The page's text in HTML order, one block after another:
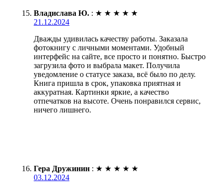
Владислава Ю. : ★ ★ ★ ★ ★
21.12.2024
Дважды удивилась качеству работы. Заказала
фотокнигу с личными моментами. Удобный
интерфейс на сайте, все просто и понятно. Быстро
загрузила фото и выбрала макет. Получила
уведомление о статусе заказа, всё было по делу.
Книга пришла в срок, упаковка приятная и
аккуратная. Картинки яркие, а качество
отпечатков на высоте. Очень понравился сервис,
ничего лишнего.
Гера Дружинин : ★ ★ ★ ★ ★
03.12.2024